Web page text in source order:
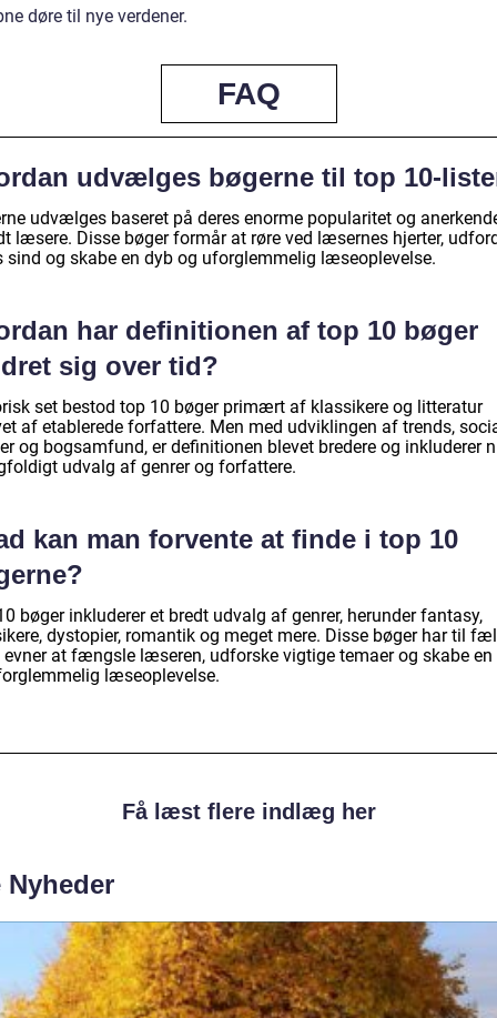
døre til nye verdener.
FAQ
udvælges bøgerne til top 10-
udvælges baseret på deres enorme popularitet og
læsere. Disse bøger formår at røre ved læsernes hjerter,
sind og skabe en dyb og uforglemmelig læseoplevelse.
har definitionen af top 10 bøger
sig over tid?
set bestod top 10 bøger primært af klassikere og litteratur
af etablerede forfattere. Men med udviklingen af trends,
og bogsamfund, er definitionen blevet bredere og inkluderer
udvalg af genrer og forfattere.
kan man forvente at finde i top 10
bøger inkluderer et bredt udvalg af genrer, herunder fantasy,
dystopier, romantik og meget mere. Disse bøger har til
evner at fængsle læseren, udforske vigtige temaer og skabe en
læseoplevelse.
Få læst flere indlæg her
Nyheder